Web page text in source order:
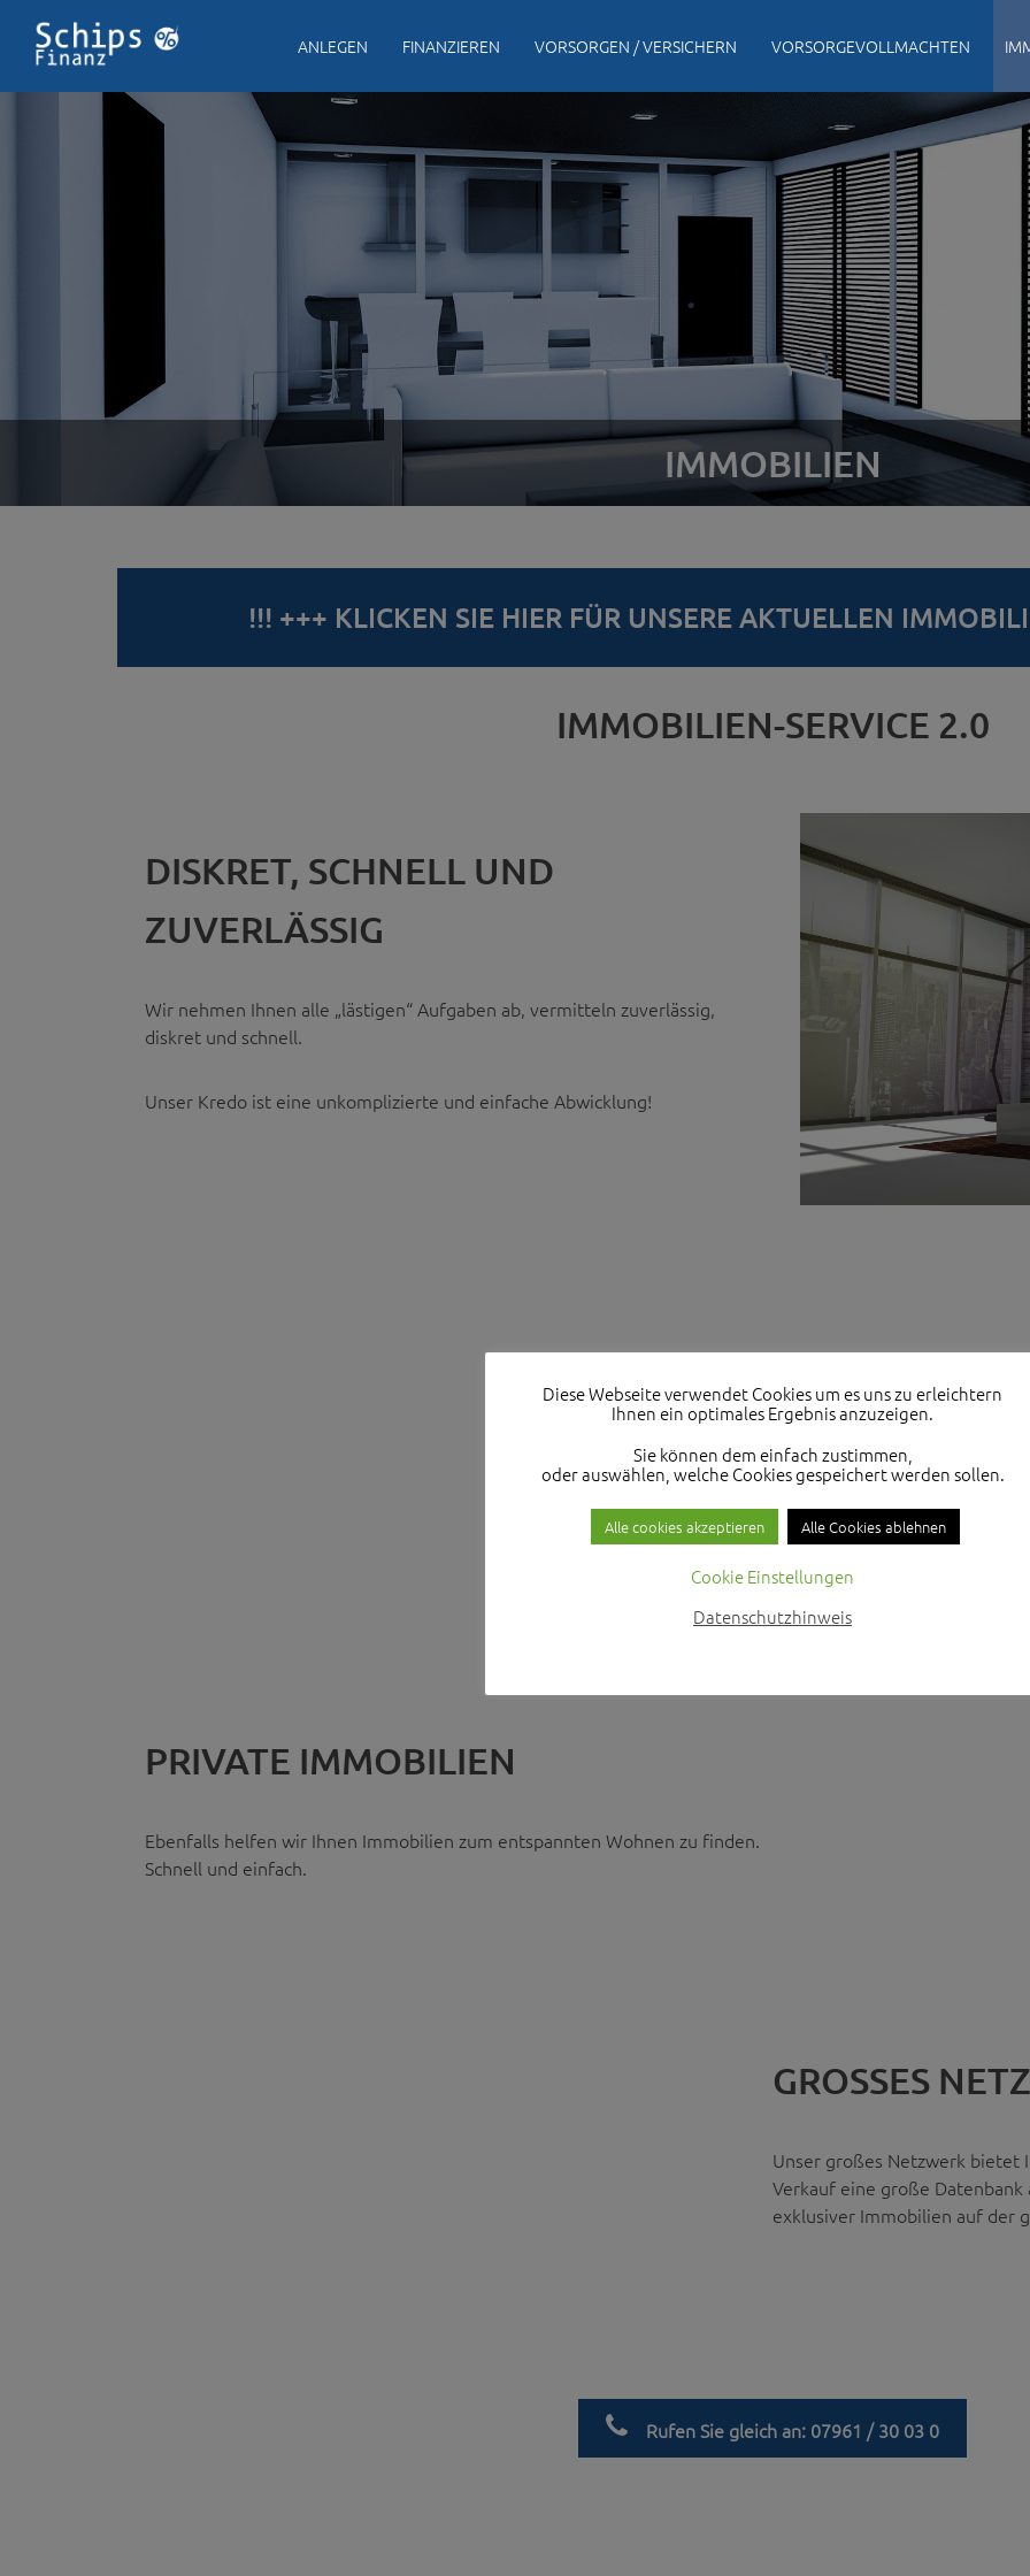
ANLEGEN FINANZIEREN VORSORGEN / VERSICHERN VORSORGEVOLLMACHTEN
IMMOBILIEN
!!! +++ KLICKEN SIE HIER FÜR UNSERE AKTUELLEN
IMMOBILIEN-SERVICE 2.0
DISKRET, SCHNELL UND
ZUVERLÄSSIG
Wir nehmen Ihnen alle „lästigen“ Aufgaben ab, vermitteln zuverlässig,
diskret und schnell.
Unser Kredo ist eine unkomplizierte und einfache Abwicklung!
Wir bieten Ihnen ein großes
Gewerbeimmobilien!
Z.B.: Hotels, Lagerhallen,
PRIVATE IMMOBILIEN
Ebenfalls helfen wir Ihnen Immobilien zum entspannten Wohnen zu finden.
Schnell und einfach.
GROSSES
Unser großes Netzwerk bietet
Verkauf eine große
exklusiver Immobilien auf der
Rufen Sie gleich an: 07961 / 30 03 0
Diese Webseite verwendet Cookies um es uns zu erleichtern
Ihnen ein optimales Ergebnis anzuzeigen.
Sie können dem einfach zustimmen,
oder auswählen, welche Cookies gespeichert werden sollen.
Alle cookies akzeptieren Alle Cookies ablehnen
Cookie Einstellungen
Datenschutzhinweis